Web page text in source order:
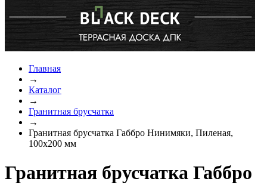
Главная
→
Каталог
→
Гранитная брусчатка
→
Гранитная брусчатка Габбро Нинимяки, Пиленая,
100х200 мм
Гранитная брусчатка Габбро